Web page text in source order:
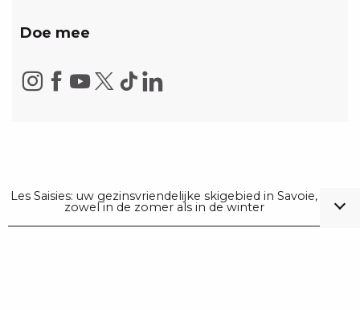
Doe mee
Les Saisies: uw gezinsvriendelijke skigebied in Savoie,
zowel in de zomer als in de winter